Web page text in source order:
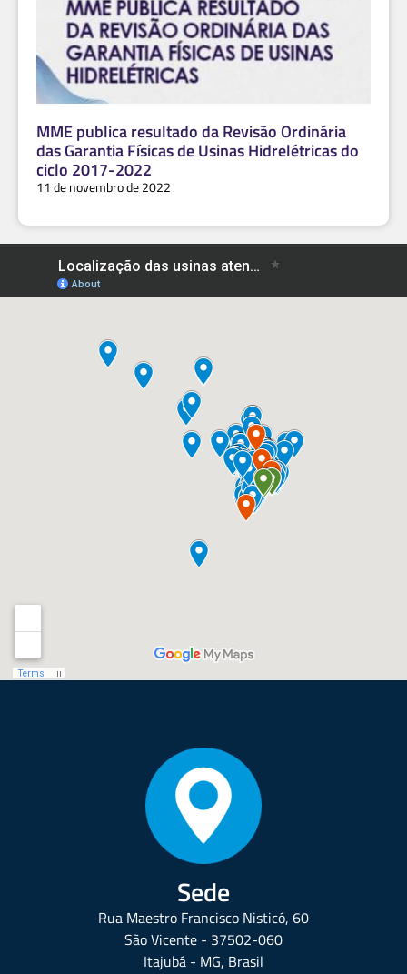
MME publica resultado da Revisão Ordinária
das Garantia Físicas de Usinas Hidrelétricas do
ciclo 2017-2022
11 de novembro de 2022
Sede
Rua Maestro Francisco Nisticó, 60
São Vicente - 37502-060
Itajubá - MG, Brasil